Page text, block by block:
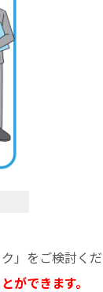
」をご検討く
ができます。